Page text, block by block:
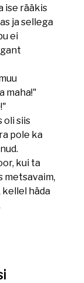
ise rääkis
ja sellega
ei
maha!"
oli siis
pole ka
kui ta
metsavaim,
häda